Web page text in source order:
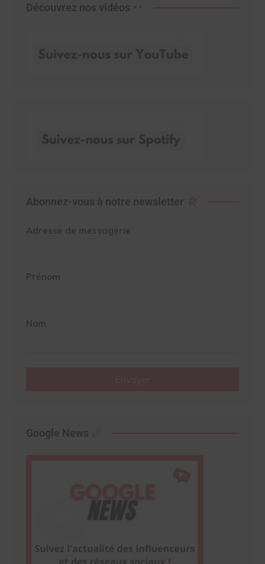
Découvrez nos vidéos
Abonnez-vous à notre newsletter
Adresse de messagerie
Prénom
Nom
Google News